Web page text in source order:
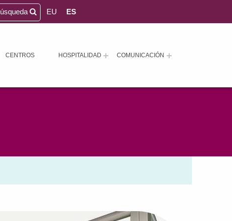
CENTROS HOSPITALIDAD COMUNICACIÓN
EU ES